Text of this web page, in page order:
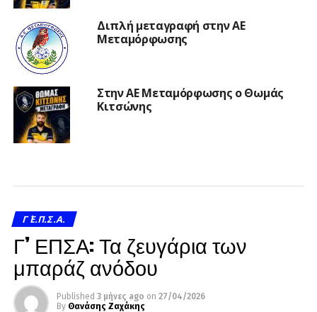
Διπλή μεταγραφή στην ΑΕ
Μεταμόρφωσης
Στην ΑΕ Μεταμόρφωσης ο Θωμάς
Κιτσώνης
Γ΄ Ε.Π.Σ.Α.
Γ’ ΕΠΣΑ: Τα ζευγάρια των
μπαράζ ανόδου
Published 3 μήνες ago on 27/04/2026
By Θανάσης Ζαχάκης